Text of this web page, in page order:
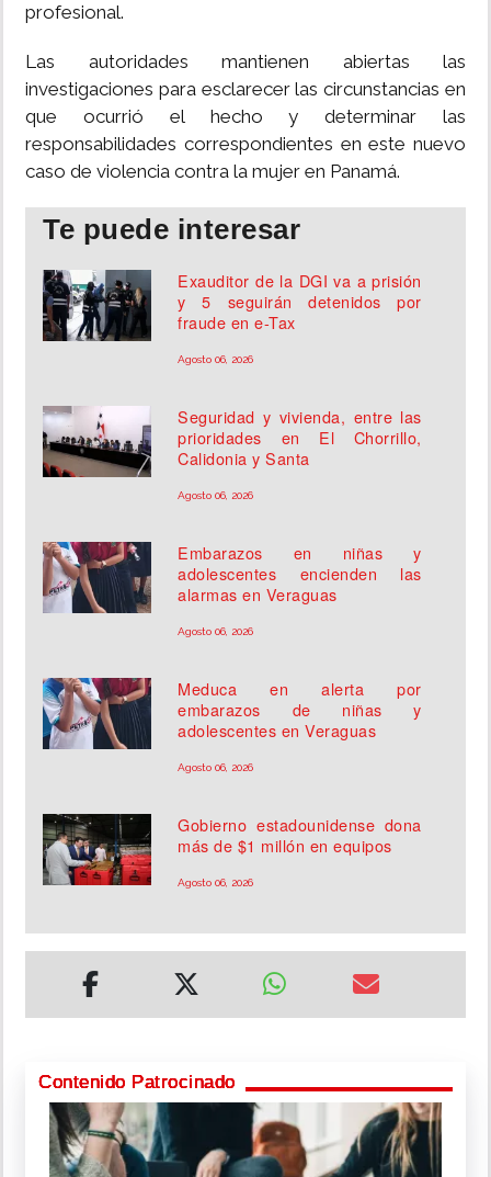
profesional.
Las autoridades mantienen abiertas las
investigaciones para esclarecer las circunstancias en
que ocurrió el hecho y determinar las
responsabilidades correspondientes en este nuevo
caso de violencia contra la mujer en Panamá.
Te puede interesar
Exauditor de la DGI va a prisión
y 5 seguirán detenidos por
fraude en e-Tax
Agosto 06, 2026
Seguridad y vivienda, entre las
prioridades en El Chorrillo,
Calidonia y Santa
Agosto 06, 2026
Embarazos en niñas y
adolescentes encienden las
alarmas en Veraguas
Agosto 06, 2026
Meduca en alerta por
embarazos de niñas y
adolescentes en Veraguas
Agosto 06, 2026
Gobierno estadounidense dona
más de $1 millón en equipos
Agosto 06, 2026
Contenido Patrocinado